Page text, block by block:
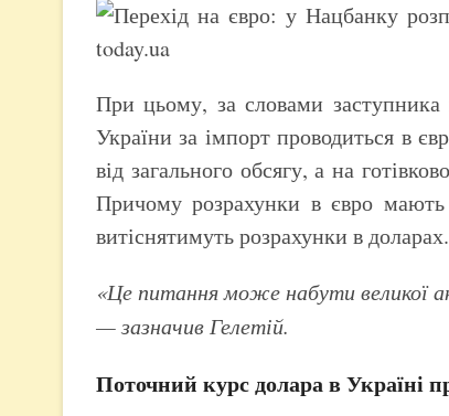
При цьому, за словами
України за імпорт проводиться в
від загального обсягу, а на
Причому розрахунки в євро мають
витіснятимуть розрахунки в доларах.
«Це питання може набути великої
— зазначив Гелетій.
Поточний курс долара в Україні